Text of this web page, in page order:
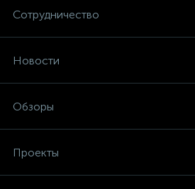
Сотрудничество
Новости
Обзоры
Проекты